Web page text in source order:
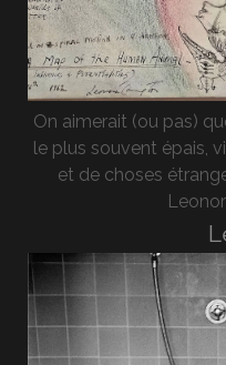
On aimerait (ou pas)
le plus souvent épais,
et de choses